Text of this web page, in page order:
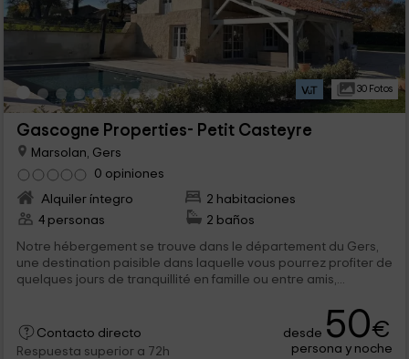
30 Fotos
Gascogne Properties- Petit Casteyre
Marsolan, Gers
0 opiniones
Alquiler íntegro
2 habitaciones
4 personas
2 baños
Notre hébergement se trouve dans le département du Gers,
une destination paisible dans laquelle vous pourrez profiter de
quelques jours de tranquillité en famille ou entre amis,...
Contacto directo
Respuesta superior a 72h
desde 50€
persona y noche